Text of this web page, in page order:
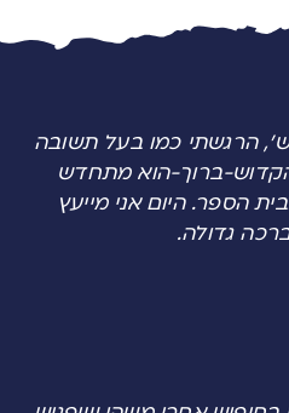
הרגשתי כמו בעל תשובה
ברוך-הוא מתחדש
הספר. היום אני מייעץ
גדולה.